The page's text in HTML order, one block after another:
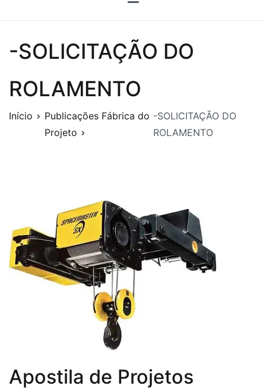
-SOLICITAÇÃO DO
ROLAMENTO
Início
Publicações Fábrica do
Projeto
-SOLICITAÇÃO DO
ROLAMENTO
Apostila de Projetos